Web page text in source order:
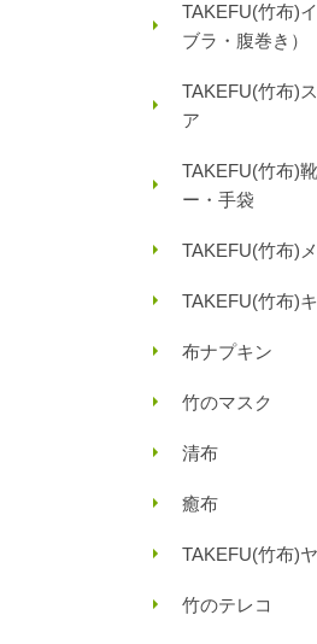
TAKEFU(竹布)
ブラ・腹巻き）
TAKEFU(竹布)
ア
TAKEFU(竹布)
ー・手袋
TAKEFU(竹布)
TAKEFU(竹布)
布ナプキン
竹のマスク
清布
癒布
TAKEFU(竹布)
竹のテレコ